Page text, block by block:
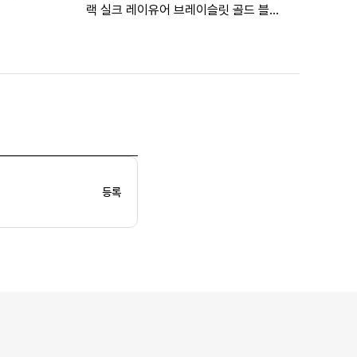
랙 실크 레이유어 브레이슬릿 골드 블랙
등록